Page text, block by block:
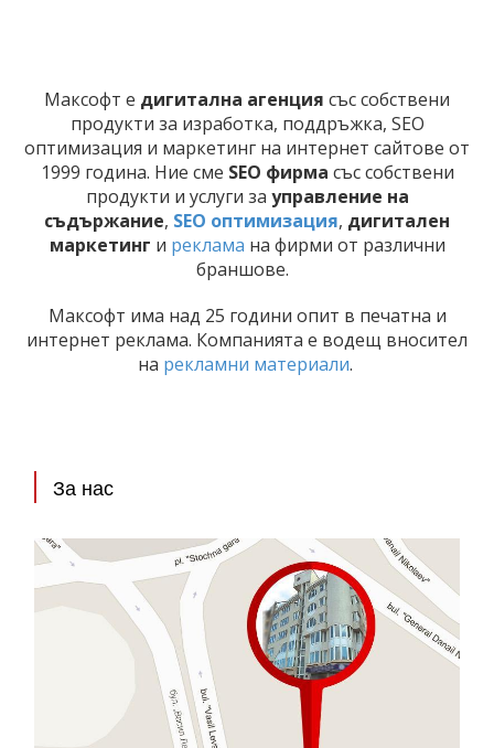
Максофт е дигитална агенция със собствени
продукти за изработка, поддръжка, SEO
оптимизация и маркетинг на интернет сайтове от
1999 година. Ние сме SEO фирма със собствени
продукти и услуги за управление на
съдържание, SEO оптимизация, дигитален
маркетинг и реклама на фирми от различни
браншове.
Максофт има над 25 години опит в печатна и
интернет реклама. Компанията е водещ вносител
на рекламни материали.
За нас